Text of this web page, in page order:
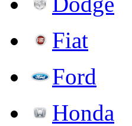
Fiat
Ford
Honda